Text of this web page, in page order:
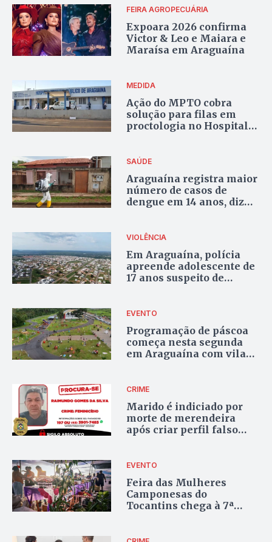
FEIRA AGROPECUÁRIA
Expoara 2026 confirma
Victor & Leo e Maiara e
Maraísa em Araguaína
MEDIDA
Ação do MPTO cobra
solução para filas em
proctologia no Hospital
SAÚDE
Araguaína registra maior
número de casos de
dengue em 14 anos, diz
VIOLÊNCIA
Em Araguaína, polícia
apreende adolescente de
17 anos suspeito de
EVENTO
Programação de páscoa
começa nesta segunda
em Araguaína com vila
CRIME
Marido é indiciado por
morte de merendeira
após criar perfil falso
EVENTO
Feira das Mulheres
Camponesas do
Tocantins chega à 7ª